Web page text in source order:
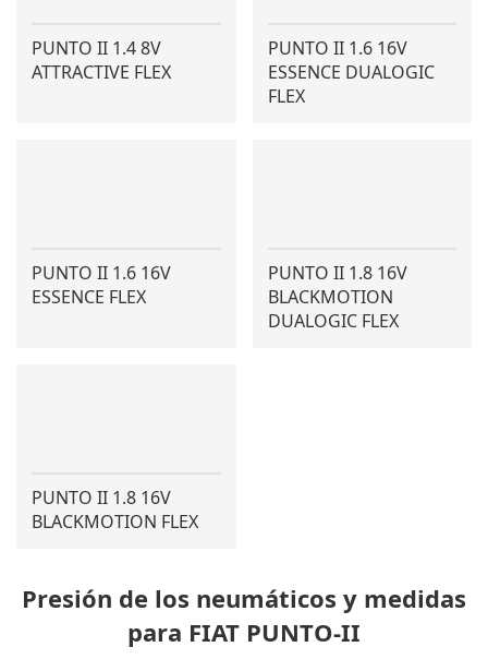
PUNTO II 1.4 8V
ATTRACTIVE FLEX
PUNTO II 1.6 16V
ESSENCE DUALOGIC
FLEX
PUNTO II 1.6 16V
ESSENCE FLEX
PUNTO II 1.8 16V
BLACKMOTION
DUALOGIC FLEX
PUNTO II 1.8 16V
BLACKMOTION FLEX
Presión de los neumáticos y medidas
para FIAT PUNTO-II